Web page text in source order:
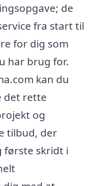
de
fra start til
for dig som
har brug for.
kan du
det rette
og
tilbud, der
første skridt i